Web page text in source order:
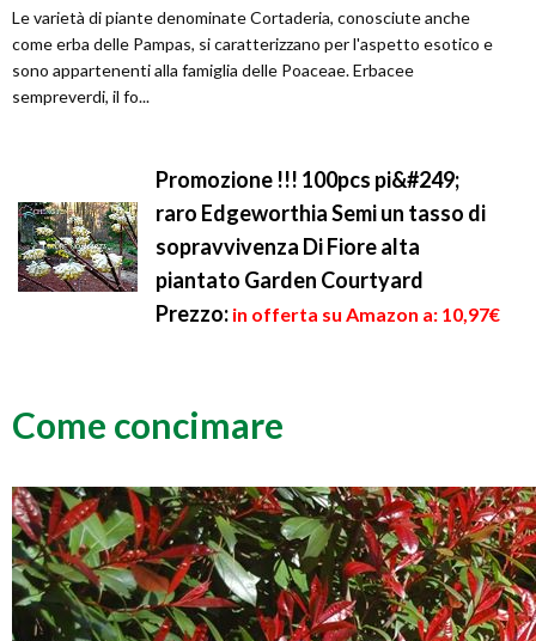
Le varietà di piante denominate Cortaderia, conosciute anche
come erba delle Pampas, si caratterizzano per l'aspetto esotico e
sono appartenenti alla famiglia delle Poaceae. Erbacee
sempreverdi, il fo...
Promozione !!! 100pcs pi&#249;
raro Edgeworthia Semi un tasso di
sopravvivenza Di Fiore alta
piantato Garden Courtyard
Prezzo: in offerta su Amazon a: 10,97€
Come concimare